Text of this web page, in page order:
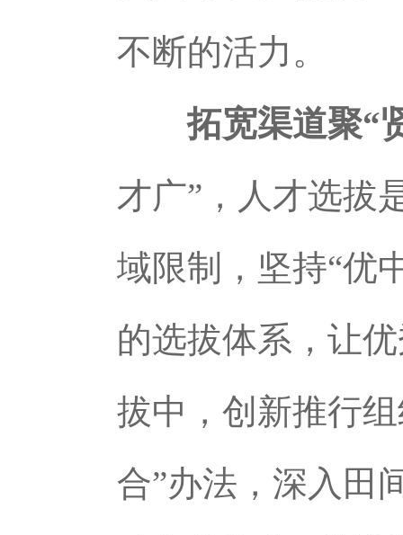
不断的活力。
拓宽渠道聚“
才广”，人才选拔
域限制，坚持“优
的选拔体系，让
拔中，创新推行
合”办法，深入田